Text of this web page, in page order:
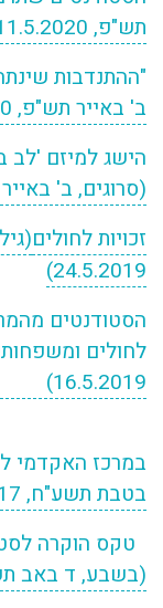
תש"פ, 11.5.2020)
"ההתנדבות
ב' באייר תש"פ, 26.4.2020)
הישג למיזם 'לב
(סרוגים, ב' באייר תש"פ,
זכויות לחולים
24.5.2019)
הסטודנטים
לחולים
16.5.2019)
במרכז האקדמי
בטבת תשע"ח, 28.12.2017)
טקס הוקרה
(בשבע, ד באב תשע"ז,